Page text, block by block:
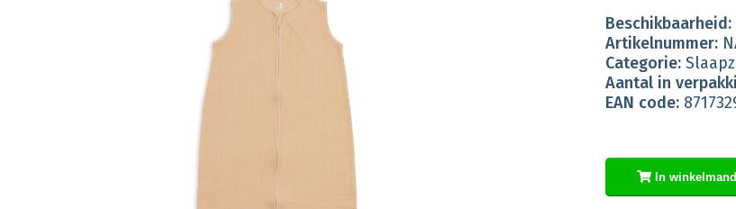
Beschikbaarheid:
Artikelnummer:
Categorie:
Aantal in
EAN code:
In